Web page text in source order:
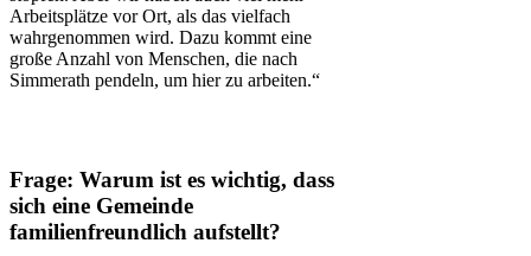
Arbeitsplätze vor Ort, als das vielfach
wahrgenommen wird. Dazu kommt eine
große Anzahl von Menschen, die nach
Simmerath pendeln, um hier zu arbeiten.“
Frage: Warum ist es wichtig, dass
sich eine Gemeinde
familienfreundlich aufstellt?